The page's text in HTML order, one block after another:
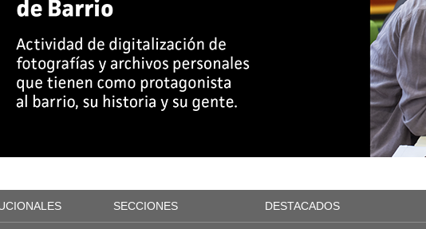
SECCIONES DESTACADOS